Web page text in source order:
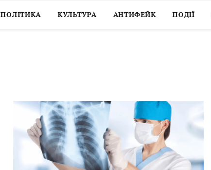
ПОЛІТИКА КУЛЬТУРА АНТИФЕЙК ПОДІЇ